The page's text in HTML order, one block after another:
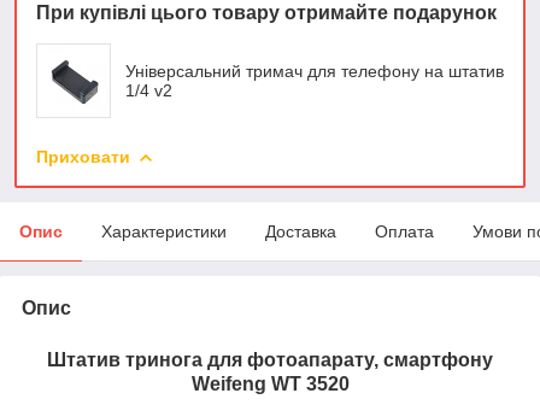
При купівлі цього товару отримайте подарунок
Універсальний тримач для телефону на штатив
1/4 v2
Приховати
Опис Характеристики Доставка Оплата Умови
Опис
Штатив тринога для фотоапарату, смартфону
Weifeng WT 3520